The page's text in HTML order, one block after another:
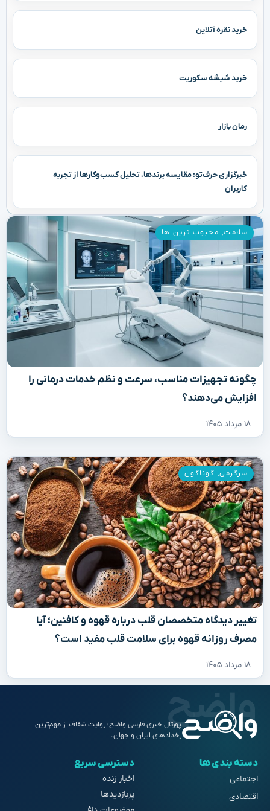
خرید نقره آنلاین
خرید شیشه سکوریت
رمان بازار
خبرگزاری حرف‌تو: مقایسه برندها، تحلیل کسب‌وکارها از تجربه
کاربران
چگونه تجهیزات مناسب، سرعت و نظم خدمات درمانی را
افزایش می‌دهند؟
۱۸ مرداد ۱۴۰۵
سلامت, محبوب ترین ها
تغییر دیدگاه متخصصان قلب درباره قهوه و کافئین؛ آیا
مصرف روزانه قهوه برای سلامت قلب مفید است؟
۱۸ مرداد ۱۴۰۵
سرگرمی, گوناگون
پورتال خبری فارسی واضح؛ روایت شفاف از مهم‌ترین
رخدادهای ایران و جهان.
دسته بندی ها
اجتماعی
اقتصادی
دسترسی سریع
اخبار زنده
پربازدیدها